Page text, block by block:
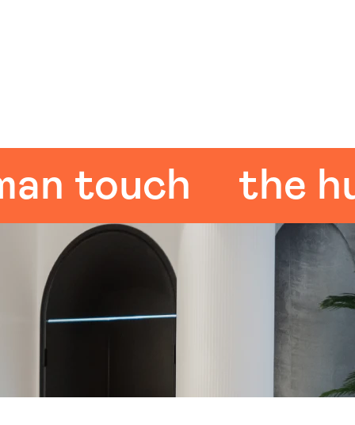
touch the